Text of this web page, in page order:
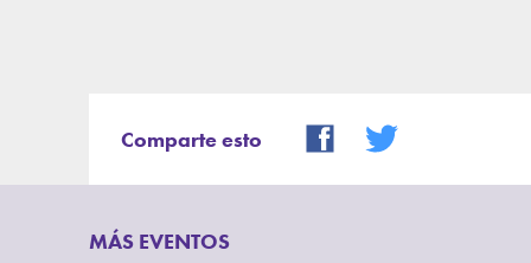
Comparte esto
MÁS EVENTOS